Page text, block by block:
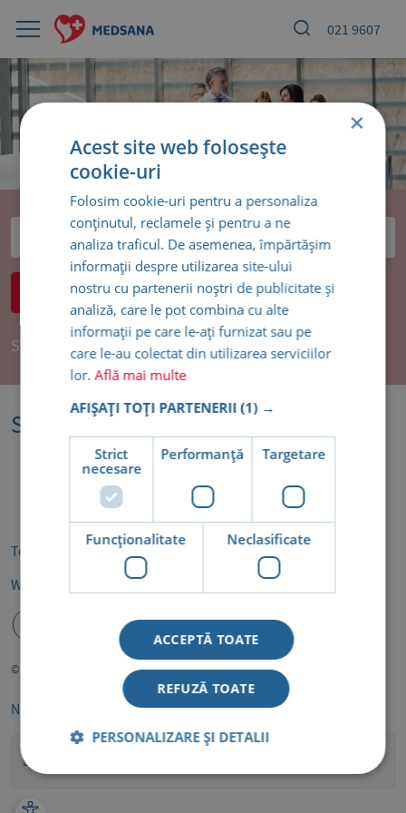
021 9607
Nu știi unde să te programezi?
Selectează alfabetic
Specialități
Termeni și condiții
Whistleblower
© 2026 Medsana. All rights reserved.
NEWSLETTER
Abonează-te
×
Acest site web folosește
cookie-uri
Folosim cookie-uri pentru a personaliza
conținutul, reclamele și pentru a ne
analiza traficul. De asemenea, împărtășim
informații despre utilizarea site-ului
nostru cu partenerii noștri de publicitate și
analiză, care le pot combina cu alte
informații pe care le-ați furnizat sau pe
care le-au colectat din utilizarea serviciilor
lor.Află mai multe
AFIȘAȚI TOȚI PARTENERII(1) →
Strict
necesare
Performanță Targetare
Funcţionalitate Neclasificate
ACCEPTĂ TOATE
REFUZĂ TOATE
PERSONALIZARE ȘI DETALII